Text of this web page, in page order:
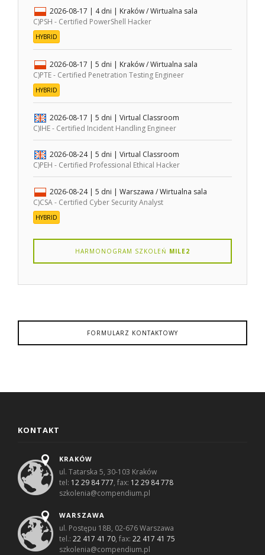
2026-08-17 | 4 dni | Kraków / Wirtualna sala
C)PSH - Certified PowerShell Hacker
HYBRID
2026-08-17 | 5 dni | Kraków / Wirtualna sala
C)PTE - Certified Penetration Testing Engineer
HYBRID
2026-08-17 | 5 dni | Virtual Classroom
C)IHE - Certified Incident Handling Engineer
2026-08-24 | 5 dni | Virtual Classroom
C)PEH - Certified Professional Ethical Hacker
2026-08-24 | 5 dni | Warszawa / Wirtualna sala
C)CSA - Certified Cyber Security Analyst
HYBRID
HARMONOGRAM SZKOLEŃ MILE2
FORMULARZ KONTAKTOWY
KONTAKT
KRAKÓW
ul. Tatarska 5, 30-103 Kraków
tel: 12 29 84 777, fax: 12 29 84 778
szkolenia@compendium.pl
WARSZAWA
ul. Postępu 18B, 02-676 Warszawa
tel.:22 417 41 70, fax:22 417 41 75
szkolenia@compendium.pl